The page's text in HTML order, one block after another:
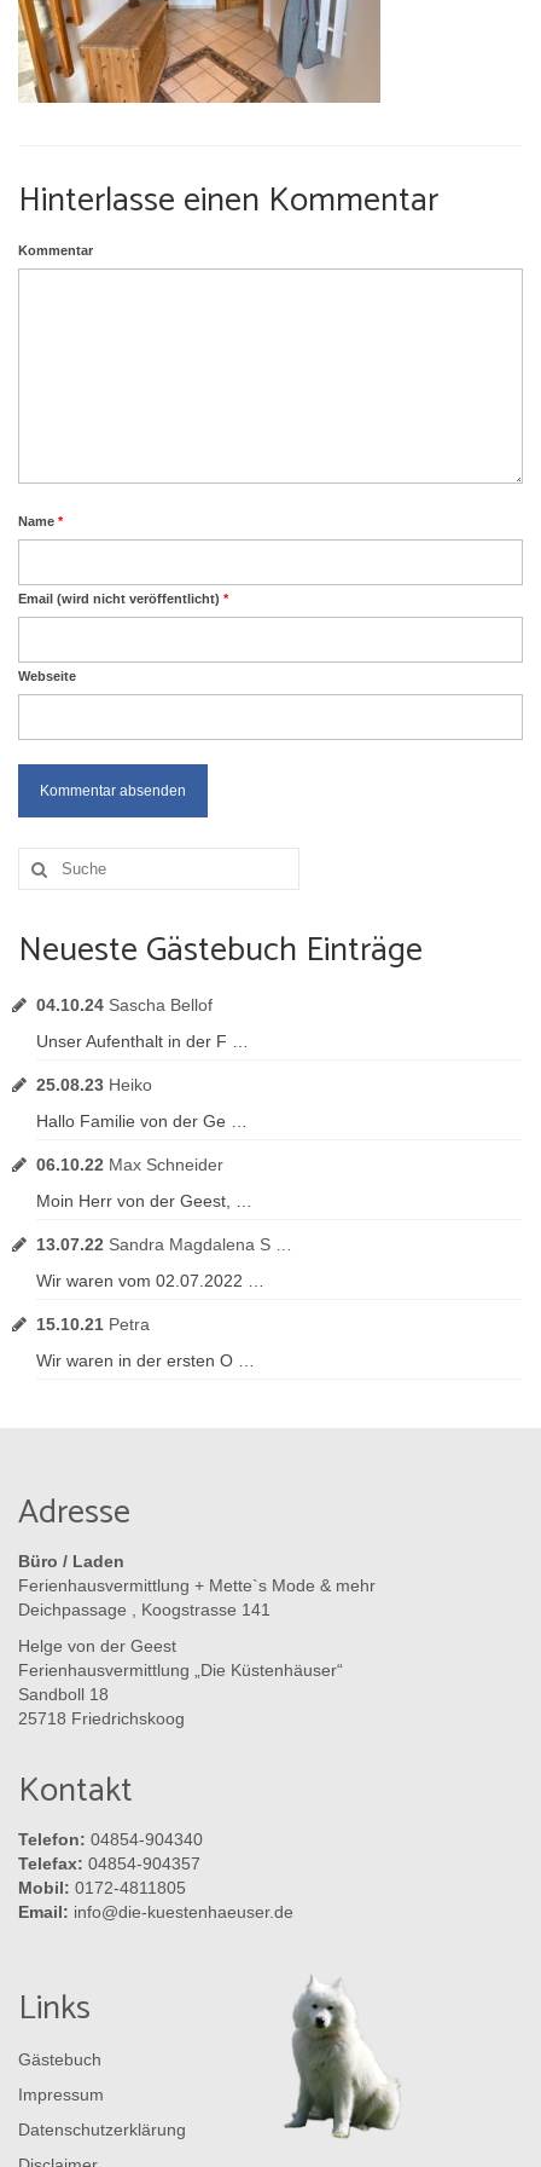
Umgebung
Urlaub mit Hund
Hinterlasse einen Kommentar
Kommentar
Name *
Email (wird nicht veröffentlicht) *
Webseite
Suche
nach:
Neueste Gästebuch Einträge
04.10.24 Sascha Bellof
Unser Aufenthalt in der F …
25.08.23 Heiko
Hallo Familie von der Ge …
06.10.22 Max Schneider
Moin Herr von der Geest, …
13.07.22 Sandra Magdalena S …
Wir waren vom 02.07.2022 …
15.10.21 Petra
Wir waren in der ersten O …
Adresse
Büro / Laden
Ferienhausvermittlung + Mette`s Mode & mehr
Deichpassage , Koogstrasse 141
Helge von der Geest
Ferienhausvermittlung „Die Küstenhäuser“
Sandboll 18
25718 Friedrichskoog
Kontakt
Telefon: 04854-904340
Telefax: 04854-904357
Mobil: 0172-4811805
Email: info@die-kuestenhaeuser.de
Links
Gästebuch
Impressum
Datenschutzerklärung